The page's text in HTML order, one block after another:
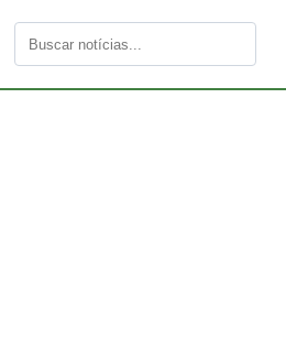
Buscar